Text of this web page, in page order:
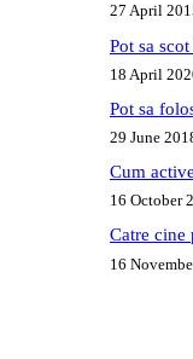
27 April
Pot sa
18 April
Pot sa
29 June
Cum
16 October
Catre cine
16